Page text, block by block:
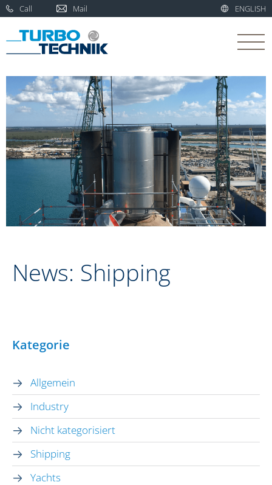
Call Mail ENGLISH
News: Shipping
Kategorie
Allgemein
Industry
Nicht kategorisiert
Shipping
Yachts